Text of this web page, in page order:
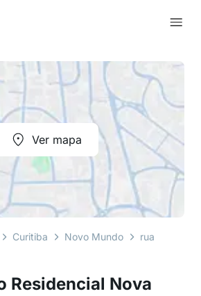
Residencial Nova
Ver mapa
Curitiba Novo Mundo rua primo